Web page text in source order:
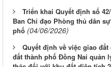
Triển khai Quyết định số
Ban Chỉ đạo Phòng thủ dân
phố (04/06/2026)
Quyết định về việc giao
đất thành phố Đồng Nai quản